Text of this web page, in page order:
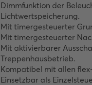
Dimmfunktion der
Lichtwertspeicherung.
Mit timergesteuerter
Mit timergesteuerter
Mit aktivierbarer
Treppenhausbetrieb.
Kompatibel mit allen
Einsetzbar als